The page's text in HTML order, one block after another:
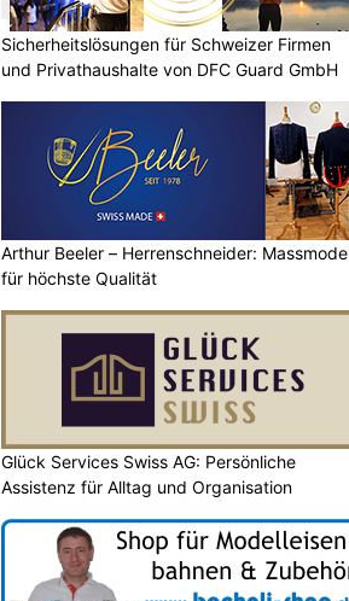
Sicherheitslösungen für Schweizer Firmen
und Privathaushalte von DFC Guard GmbH
Arthur Beeler – Herrenschneider: Massmode
für höchste Qualität
Glück Services Swiss AG: Persönliche
Assistenz für Alltag und Organisation